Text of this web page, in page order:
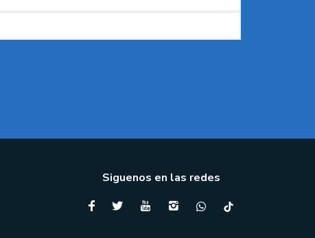
Siguenos en las redes